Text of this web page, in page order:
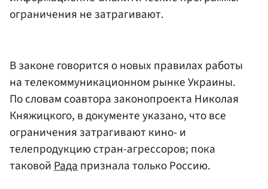
ограничения не затрагивают.
В законе говорится о новых правилах работы
на телекоммуникационном рынке Украины.
По словам соавтора законопроекта Николая
Княжицкого, в документе указано, что все
ограничения затрагивают кино- и
телепродукцию стран-агрессоров; пока
таковойРадапризнала только Россию.